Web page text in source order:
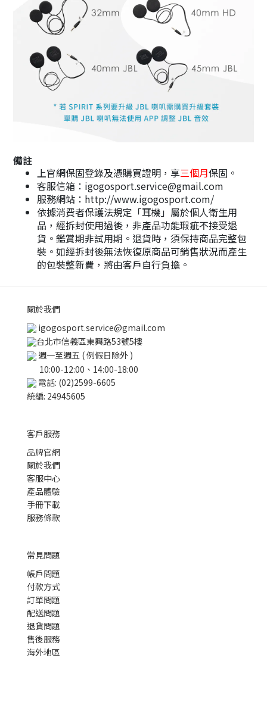
備註
上官網保固登錄及憑購買證明，享三個月保固。
客服信箱：igogosport.service@gmail.com
服務網站：http://www.igogosport.com/
依據消費者保護法規定「耳機」屬於個人衛生用
品，經拆封使用過後，非產品功能瑕疵不接受退
貨。鑑賞期非試用期。退貨時，須保持商品完整包
裝。如經拆封後無法恢復原商品可銷售狀況而產生
的包裝整新費，將由客戶自行負擔。
關於我們
igogosport.service@gmail.com
台北市信義區東興路53號5樓
週一至週五 ( 例假日除外 )
10:00-12:00、14:00-18:00
電話: (02)2599-6605
統編: 24945605
客戶服務
品牌官網
關於我們
客服中心
產品體驗
手冊下載
服務條款
常見問題
帳戶問題
付款方式
訂單問題
配送問題
退貨問題
售後服務
海外地區